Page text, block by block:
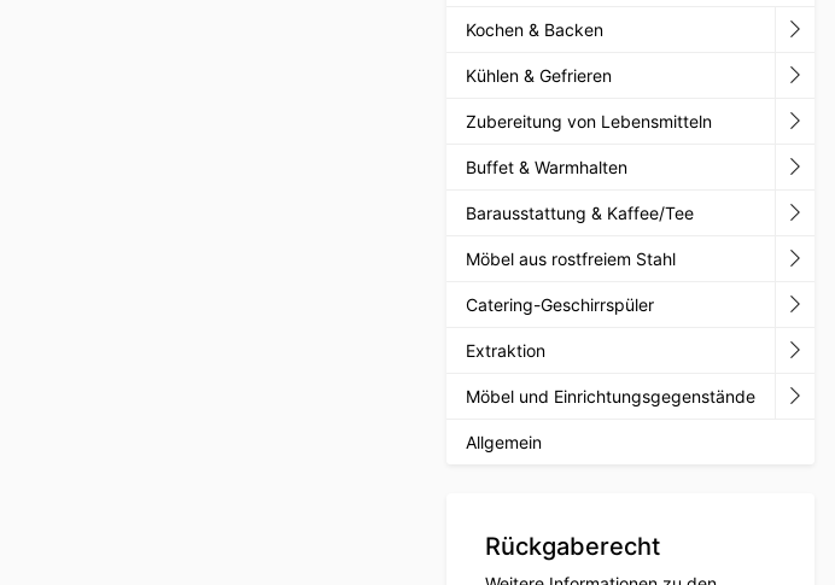
Kochen & Backen
Kühlen & Gefrieren
Zubereitung von Lebensmitteln
Buffet & Warmhalten
Barausstattung & Kaffee/Tee
Möbel aus rostfreiem Stahl
Catering-Geschirrspüler
Extraktion
Möbel und Einrichtungsgegenstände
Allgemein
Rückgaberecht